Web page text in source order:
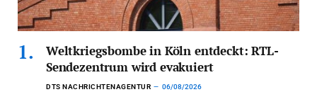
Weltkriegsbombe in Köln entdeckt: RTL-
Sendezentrum wird evakuiert
DTS NACHRICHTENAGENTUR 06/08/2026